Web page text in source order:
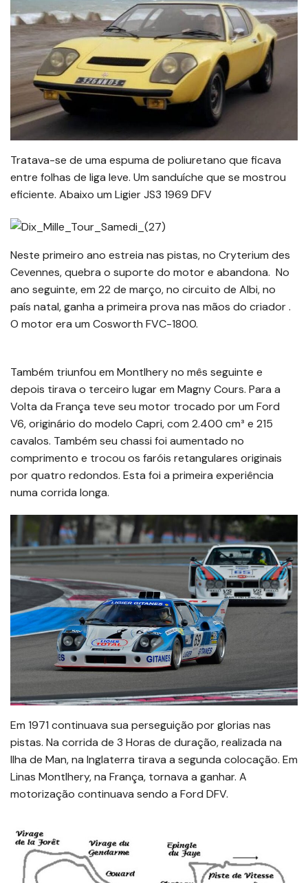
Tratava-se de uma espuma de poliuretano que ficava
entre folhas de liga leve. Um sanduíche que se mostrou
eficiente. Abaixo um Ligier JS3 1969 DFV
Neste primeiro ano estreia nas pistas, no Cryterium des
Cevennes, quebra o suporte do motor e abandona. No
ano seguinte, em 22 de março, no circuito de Albi, no
país natal, ganha a primeira prova nas mãos do criador .
O motor era um Cosworth FVC-1800.
Também triunfou em Montlhery no mês seguinte e
depois tirava o terceiro lugar em Magny Cours. Para a
Volta da França teve seu motor trocado por um Ford
V6, originário do modelo Capri, com 2.400 cm³ e 215
cavalos. Também seu chassi foi aumentado no
comprimento e trocou os faróis retangulares originais
por quatro redondos. Esta foi a primeira experiência
numa corrida longa.
Em 1971 continuava sua perseguição por glorias nas
pistas. Na corrida de 3 Horas de duração, realizada na
Ilha de Man, na Inglaterra tirava a segunda colocação. Em
Linas Montlhery, na França, tornava a ganhar. A
motorização continuava sendo a Ford DFV.